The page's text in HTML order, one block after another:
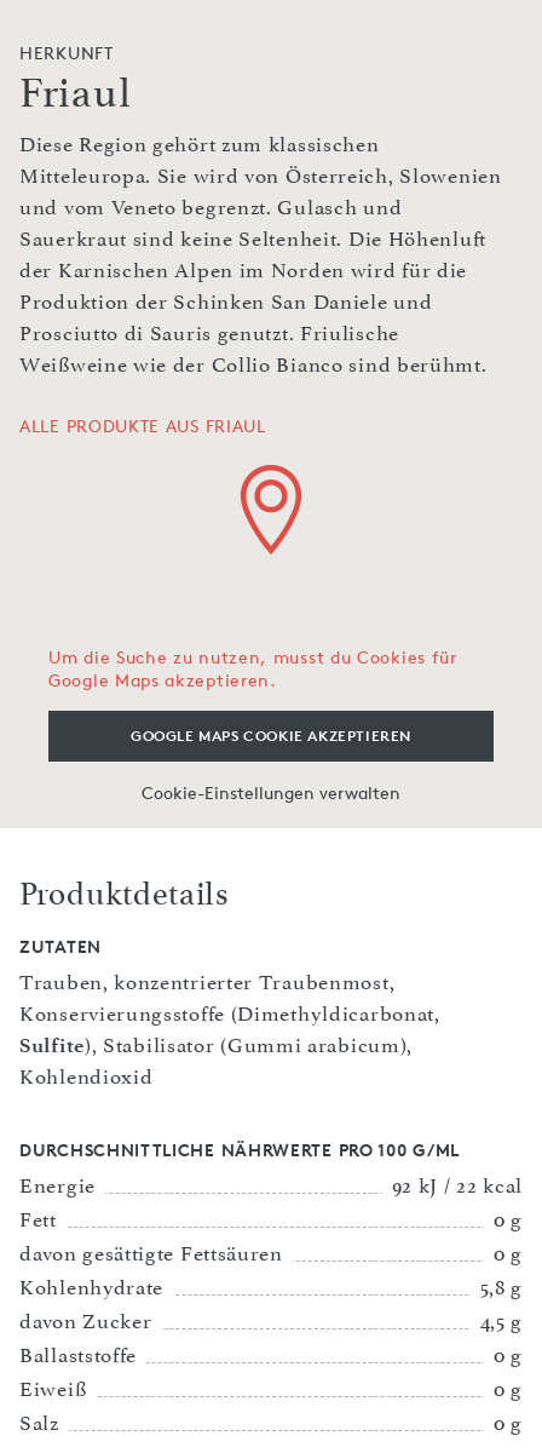
HERKUNFT
Friaul
Diese Region gehört zum klassischen
Mitteleuropa. Sie wird von Österreich, Slowenien
und vom Veneto begrenzt. Gulasch und
Sauerkraut sind keine Seltenheit. Die Höhenluft
der Karnischen Alpen im Norden wird für die
Produktion der Schinken San Daniele und
Prosciutto di Sauris genutzt. Friulische
Weißweine wie der Collio Bianco sind berühmt.
ALLE PRODUKTE AUS FRIAUL
Um die Suche zu nutzen, musst du Cookies für
Google Maps akzeptieren.
GOOGLE MAPS COOKIE AKZEPTIEREN
Cookie-Einstellungen verwalten
Produktdetails
ZUTATEN
Trauben, konzentrierter Traubenmost,
Konservierungsstoffe (Dimethyldicarbonat,
Sulfite), Stabilisator (Gummi arabicum),
Kohlendioxid
DURCHSCHNITTLICHE NÄHRWERTE PRO 100 G/ML
Energie
92 kJ / 22 kcal
Fett
0 g
davon gesättigte Fettsäuren
0 g
Kohlenhydrate
5,8 g
davon Zucker
4,5 g
Ballaststoffe
0 g
Eiweiß
0 g
Salz
0 g